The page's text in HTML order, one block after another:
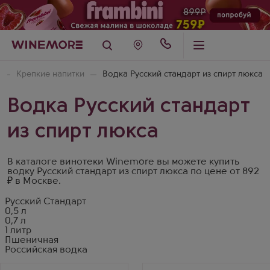
Крепкие напитки Водка Русский стандарт из спирт люкса
Водка Русский стандарт
из спирт люкса
В каталоге винотеки Winemore вы можете купить
водку Русский стандарт из спирт люкса по цене от 892
₽ в Москве.
Русский Стандарт
0,5 л
0,7 л
1 литр
Пшеничная
Российская водка